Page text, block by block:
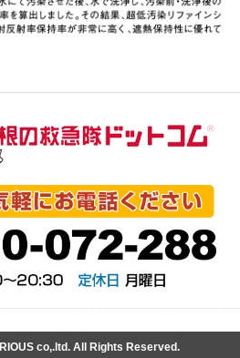
co,.ltd. All Rights Reserved.